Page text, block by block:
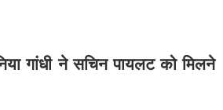
गांधी ने सचिन पायलट को मिलने